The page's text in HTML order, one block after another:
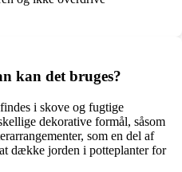
kan det bruges?
i skove og fugtige
dekorative formål, såsom
som en del af
dække jorden i potteplanter for